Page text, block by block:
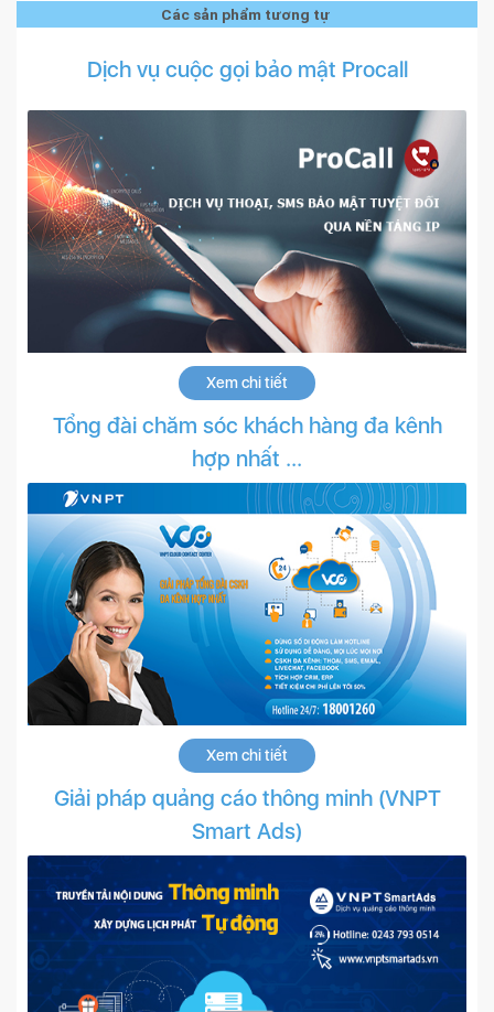
Các sản phẩm tương tự
Dịch vụ cuộc gọi bảo mật Procall
Xem chi tiết
Tổng đài chăm sóc khách hàng đa kênh
hợp nhất ...
Xem chi tiết
Giải pháp quảng cáo thông minh (VNPT
Smart Ads)